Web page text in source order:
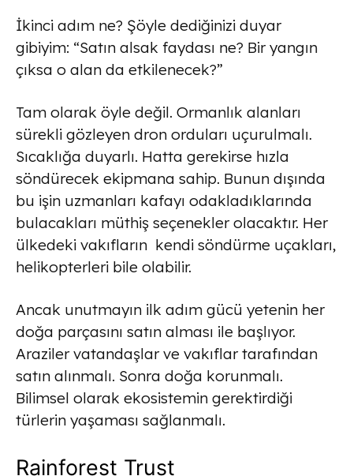
İkinci adım ne? Şöyle dediğinizi duyar
gibiyim: “Satın alsak faydası ne? Bir yangın
çıksa o alan da etkilenecek?”
Tam olarak öyle değil. Ormanlık alanları
sürekli gözleyen dron orduları uçurulmalı.
Sıcaklığa duyarlı. Hatta gerekirse hızla
söndürecek ekipmana sahip. Bunun dışında
bu işin uzmanları kafayı odakladıklarında
bulacakları müthiş seçenekler olacaktır. Her
ülkedeki vakıfların kendi söndürme uçakları,
helikopterleri bile olabilir.
Ancak unutmayın ilk adım gücü yetenin her
doğa parçasını satın alması ile başlıyor.
Araziler vatandaşlar ve vakıflar tarafından
satın alınmalı. Sonra doğa korunmalı.
Bilimsel olarak ekosistemin gerektirdiği
türlerin yaşaması sağlanmalı.
Rainforest Trust